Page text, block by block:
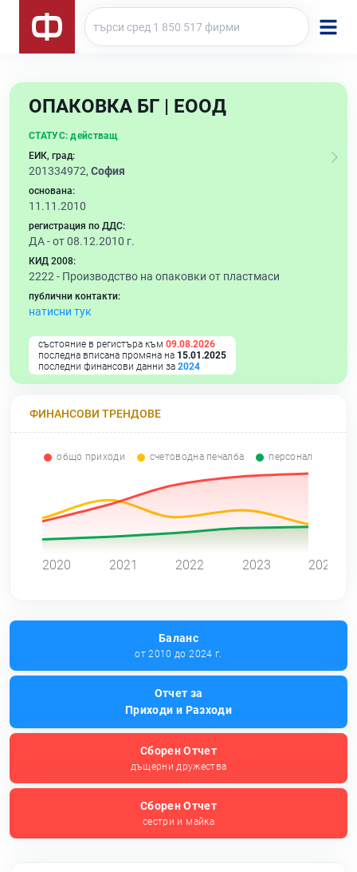
ОПАКОВКА БГ | ЕООД
СТАТУС: действащ
ЕИК, град:
201334972, София
основана:
11.11.2010
регистрация по ДДС:
ДА - от 08.12.2010 г.
КИД 2008:
2222 - Производство на опаковки от пластмаси
публични контакти:
натисни тук
състояние в регистъра към 09.08.2026
последна вписана промяна на 15.01.2025
последни финансови данни за 2024
ФИНАНСОВИ ТРЕНДОВЕ
общо приходи счетоводна печалба персонал
2020 2021 2022 2023 2024
Баланс
от 2010 до 2024 г.
Отчет за
Приходи и Разходи
Сборен Отчет
дъщерни дружества
Сборен Отчет
сестри и майка